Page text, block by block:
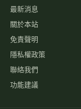
最新消息
關於本站
免責聲明
隱私權政策
聯絡我們
功能建議